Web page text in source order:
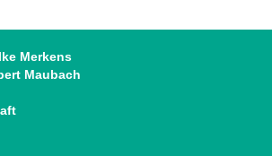
Merkens
Maubach